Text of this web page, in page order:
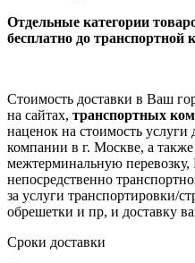
Отдельные категории
бесплатно до транспортной
Стоимость доставки в Ваш
на сайтах, транспортных
наценок на стоимость услуги
компании в г. Москве, а
межтерминальную перевозку,
непосредственно
за услуги транспортировки/
обрешетки и пр, и доставку
Сроки доставки